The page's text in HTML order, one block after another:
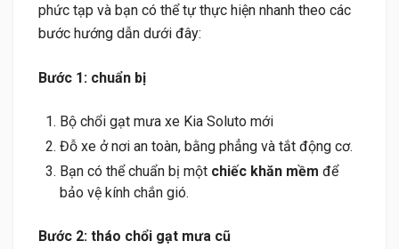
phức tạp và bạn có thể tự thực hiện nhanh theo các
bước hướng dẫn dưới đây:
Bước 1: chuẩn bị
Bộ chổi gạt mưa xe Kia Soluto mới
Đỗ xe ở nơi an toàn, bằng phẳng và tắt động cơ.
Bạn có thể chuẩn bị một chiếc khăn mềm để
bảo vệ kính chắn gió.
Bước 2: tháo chổi gạt mưa cũ